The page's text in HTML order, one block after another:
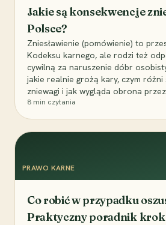
Jakie są konsekwencje
Polsce?
Zniesławienie (pomówienie) to
Kodeksu karnego, ale rodzi też
cywilną za naruszenie dóbr
jakie realnie grożą kary, czym różni
zniewagi i jak wygląda obrona
8 min czytania
PRAWO KARNE
Co robić w przypadku
Praktyczny poradnik